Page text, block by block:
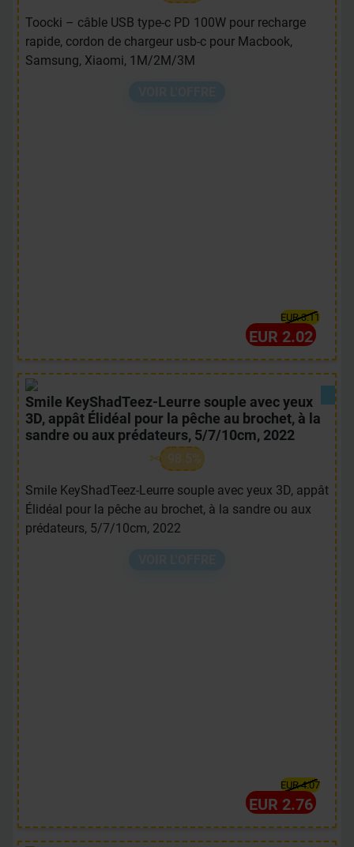
Toocki – câble USB type-c PD 100W pour recharge
rapide, cordon de chargeur usb-c pour Macbook,
Samsung, Xiaomi, 1M/2M/3M
EUR 3.11
EUR 2.02
Smile KeyShadTeez-Leurre souple avec yeux
3D, appât Élidéal pour la pêche au brochet, à la
sandre ou aux prédateurs, 5/7/10cm, 2022
98.5%
Smile KeyShadTeez-Leurre souple avec yeux 3D, appât
Élidéal pour la pêche au brochet, à la sandre ou aux
prédateurs, 5/7/10cm, 2022
EUR 4.07
EUR 2.76